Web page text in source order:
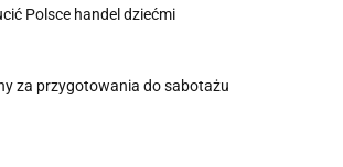
Polsce handel dziećmi
za przygotowania do sabotażu